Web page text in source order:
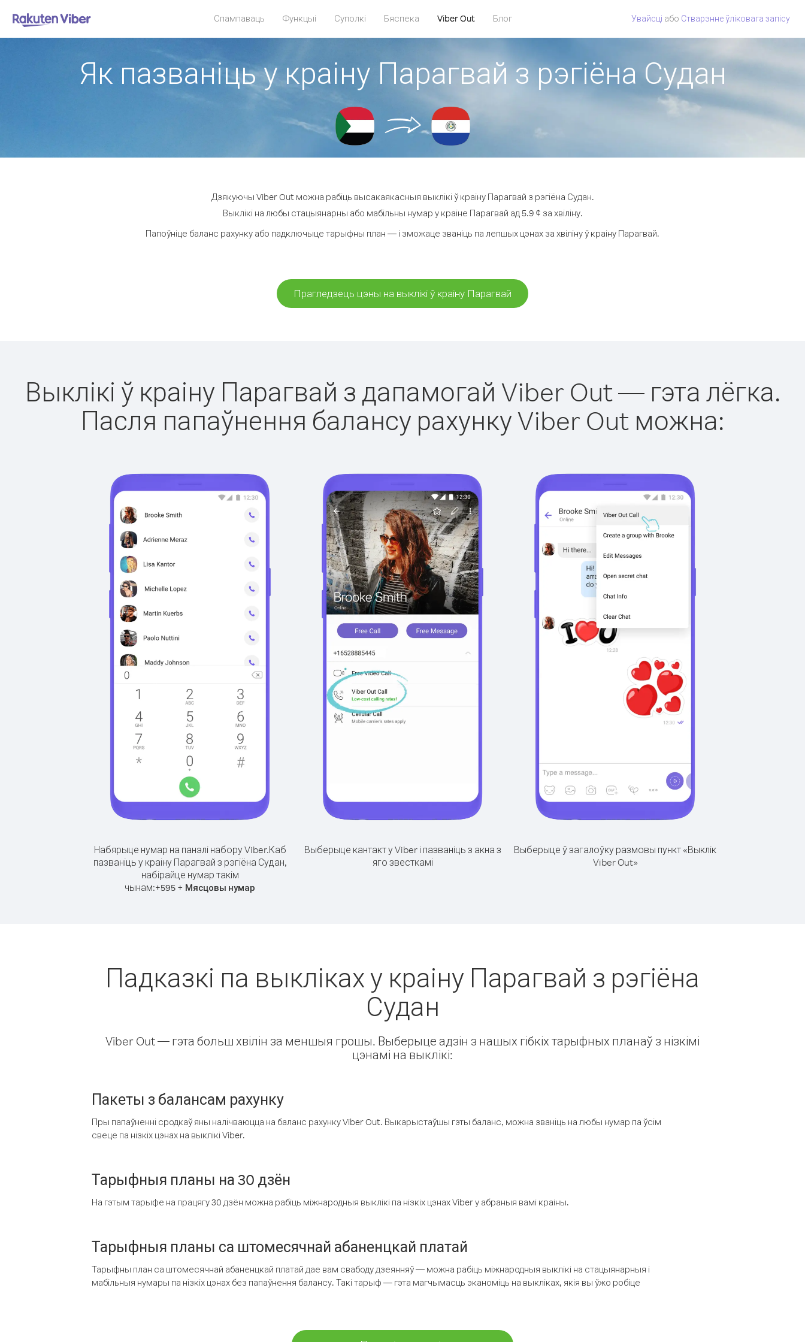
Спампаваць Функцыі Суполкі Бяспека Viber Out Блог Увайсці або Стварэнне ўліковага запісу
Як пазваніць у краіну Парагвай з рэгіёна Судан
Дзякуючы Viber Out можна рабіць высакаякасныя выклікі ў краіну Парагвай з рэгіёна Судан.
Выклікі на любы стацыянарны або мабільны нумар у краіне Парагвай ад 5.9 ¢ за хвіліну.
Папоўніце баланс рахунку або падключыце тарыфны план — і зможаце званіць па лепшых цэнах за хвіліну ў краіну Парагвай.
Прагледзець цэны на выклікі ў краіну Парагвай
Выклікі ў краіну Парагвай з дапамогай Viber Out — гэта лёгка.
Пасля папаўнення балансу рахунку Viber Out можна:
Набярыце нумар на панэлі набору Viber.Каб
пазваніць у краіну Парагвай з рэгіёна Судан,
набірайце нумар такім
чынам:+595 + Мясцовы нумар
Выберыце кантакт у Viber і пазваніць з акна з
яго звесткамі
Выберыце ў загалоўку размовы пункт «Выклік
Viber Out»
Падказкі па выкліках у краіну Парагвай з рэгіёна
Судан
Viber Out — гэта больш хвілін за меншыя грошы. Выберыце адзін з нашых гібкіх тарыфных планаў з нізкімі
цэнамі на выклікі:
Пакеты з балансам рахунку
Пры папаўненні сродкаў яны налічваюцца на баланс рахунку Viber Out. Выкарыстаўшы гэты баланс, можна званіць на любы нумар па ўсім
свеце па нізкіх цэнах на выклікі Viber.
Тарыфныя планы на 30 дзён
На гэтым тарыфе на працягу 30 дзён можна рабіць міжнародныя выклікі па нізкіх цэнах Viber у абраныя вамі краіны.
Тарыфныя планы са штомесячнай абаненцкай платай
Тарыфны план са штомесячнай абаненцкай платай дае вам свабоду дзеянняў — можна рабіць міжнародныя выклікі на стацыянарныя і
мабільныя нумары па нізкіх цэнах без папаўнення балансу. Такі тарыф — гэта магчымасць эканоміць на выкліках, якія вы ўжо робіце